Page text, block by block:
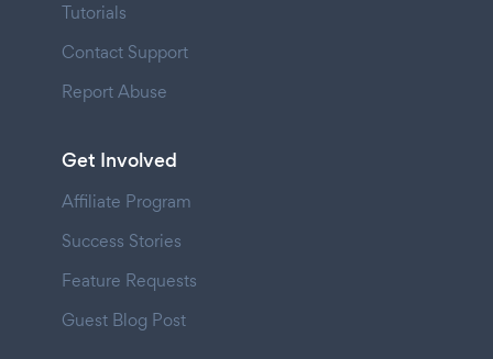
Tutorials
Contact Support
Report Abuse
Get Involved
Affiliate Program
Success Stories
Feature Requests
Guest Blog Post